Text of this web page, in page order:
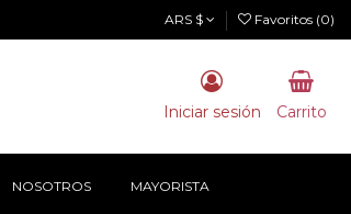
ARS $ Favoritos (0)
Iniciar sesión Carrito
NOSOTROS MAYORISTA